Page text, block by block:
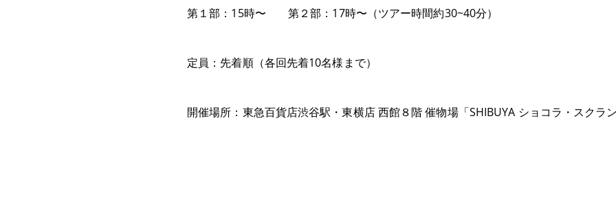
第１部：15時〜 第２部：17時〜（ツアー時間約30~40分）
定員：先着順（各回先着10名様まで）
開催場所：東急百貨店渋谷駅・東横店 西館８階 催物場「SHIBUYA ショコラ・スクラ